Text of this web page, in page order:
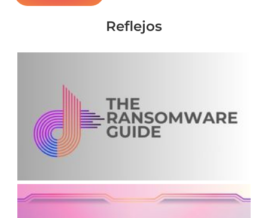
Reflejos